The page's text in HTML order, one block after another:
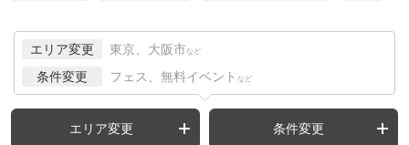
エリア変更 東京、大阪市 など
条件変更 フェス、無料イベント など
エリア変更 条件変更